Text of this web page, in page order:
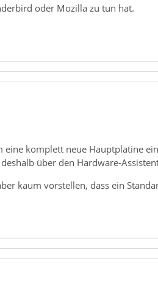
oder Mozilla zu tun hat.
komplett neue Hauptplatine
über den Hardware-
kaum vorstellen, dass ein